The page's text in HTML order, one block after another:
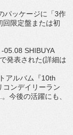
パッケージに「3作
回限定盤または初
05.08 SHIBUYA
発表された(詳細は
アルバム『10th
コンデイリーラン
今後の活躍にも、